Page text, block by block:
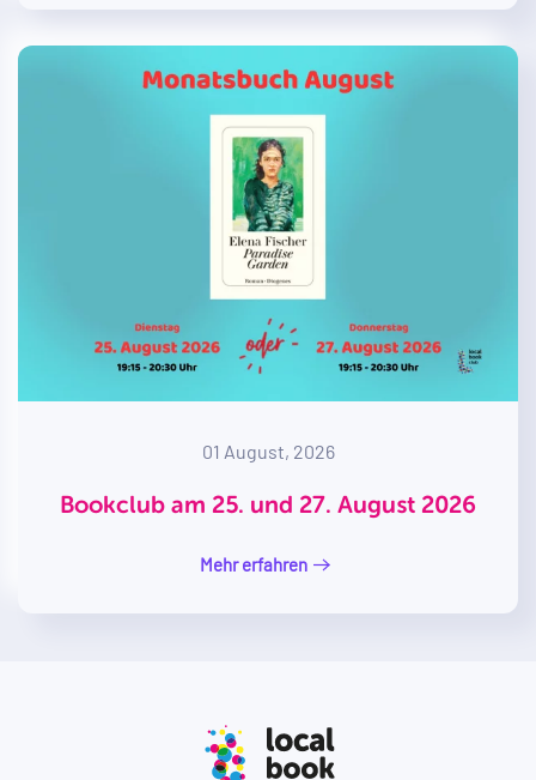
01 August, 2026
Bookclub am 25. und 27. August 2026
Mehr erfahren